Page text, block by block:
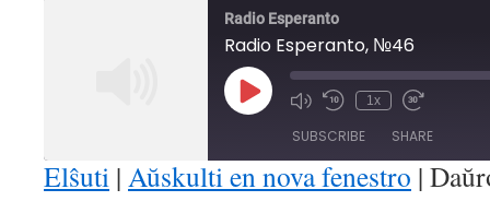
Radio Esperanto
Radio Esperanto, №46
Play
Episode Mute/Unmute
Rewind
Seconds
1x
Fast
30
seconds
SUBSCRIBE SHARE
Elŝuti | Aŭskulti en nova fenestro |